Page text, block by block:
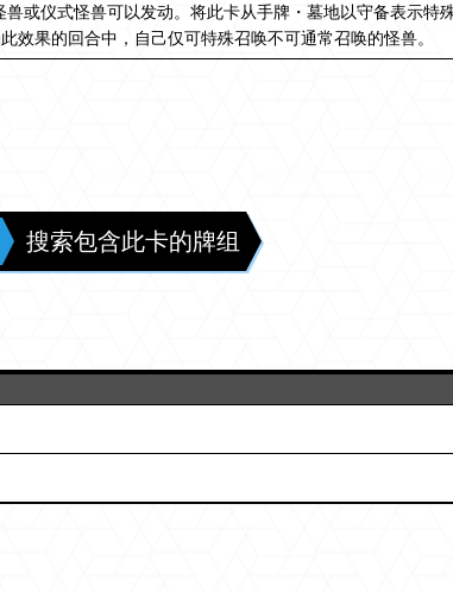
兽或仪式怪兽可以发动。将此卡从手牌・墓地以守备表示特
效果的回合中，自己仅可特殊召唤不可通常召唤的怪兽。
搜索包含此卡的牌组